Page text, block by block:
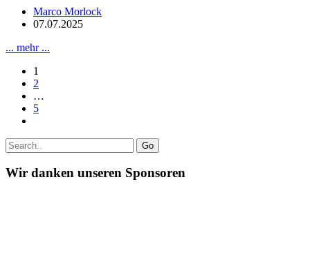
Marco Morlock
07.07.2025
... mehr ...
1
2
…
5
Go
Wir danken unseren Sponsoren